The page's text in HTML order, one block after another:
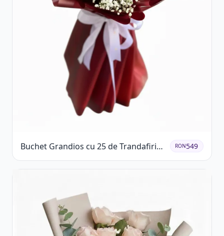
Buchet Grandios cu 25 de Trandafiri
Roșii
RON549